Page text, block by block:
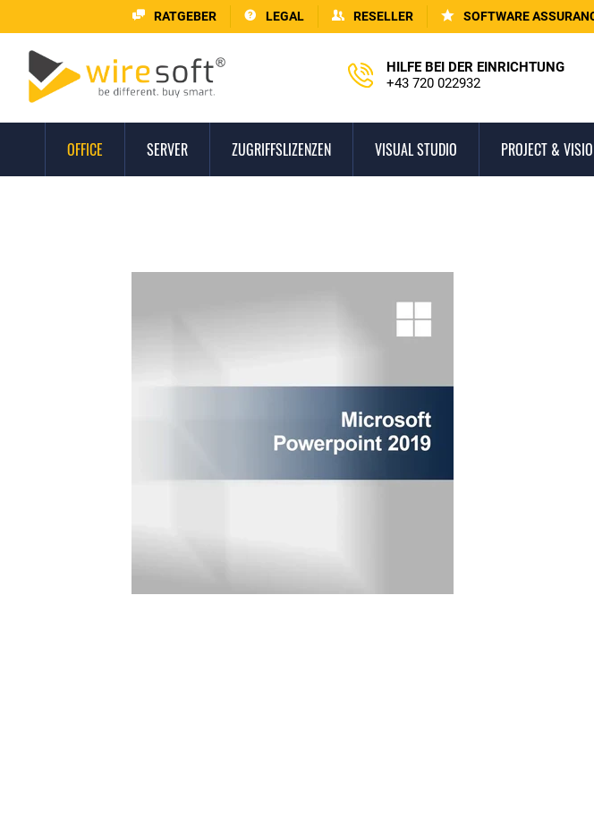
RATGEBER LEGAL RESELLER SOFTWARE
HILFE BEI DER EINRICHTUNG
+43 720 022932
OFFICE SERVER ZUGRIFFSLIZENZEN VISUAL STUDIO PROJECT & VISIO